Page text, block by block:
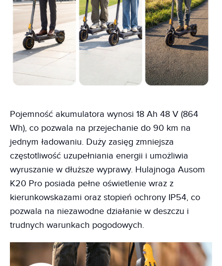
Pojemność akumulatora wynosi 18 Ah 48 V (864
Wh), co pozwala na przejechanie do 90 km na
jednym ładowaniu. Duży zasięg zmniejsza
częstotliwość uzupełniania energii i umożliwia
wyruszanie w dłuższe wyprawy. Hulajnoga Ausom
K20 Pro posiada pełne oświetlenie wraz z
kierunkowskazami oraz stopień ochrony IP54, co
pozwala na niezawodne działanie w deszczu i
trudnych warunkach pogodowych.